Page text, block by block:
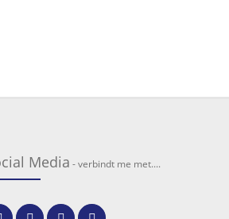
Media - verbindt me met....